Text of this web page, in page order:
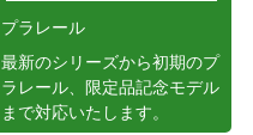
プラレール
最新のシリーズから初期のプ
ラレール、限定品記念モデル
まで対応いたします。